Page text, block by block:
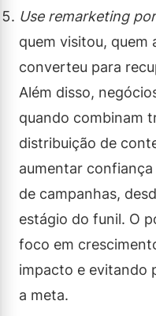
Use remarketing
quem visitou, quem
converteu para
Além disso,
quando combinam
distribuição de
aumentar
de campanhas,
estágio do funil. O
foco em
impacto e evitando
a meta.